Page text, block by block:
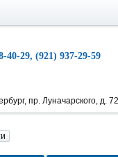
40-29, (921) 937-29-59
пр. Луначарского, д. 72